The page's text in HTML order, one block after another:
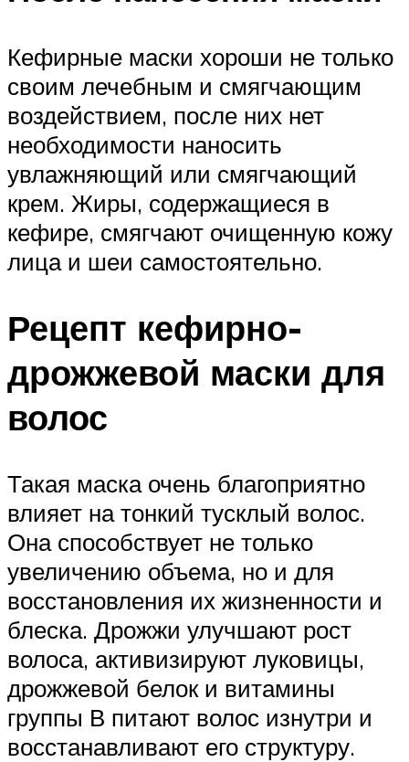
Кефирные маски хороши не только
своим лечебным и смягчающим
воздействием, после них нет
необходимости наносить
увлажняющий или смягчающий
крем. Жиры, содержащиеся в
кефире, смягчают очищенную кожу
лица и шеи самостоятельно.
Рецепт кефирно-
дрожжевой маски для
волос
Такая маска очень благоприятно
влияет на тонкий тусклый волос.
Она способствует не только
увеличению объема, но и для
восстановления их жизненности и
блеска. Дрожжи улучшают рост
волоса, активизируют луковицы,
дрожжевой белок и витамины
группы В питают волос изнутри и
восстанавливают его структуру.